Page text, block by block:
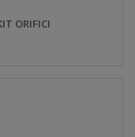
ORIFICI